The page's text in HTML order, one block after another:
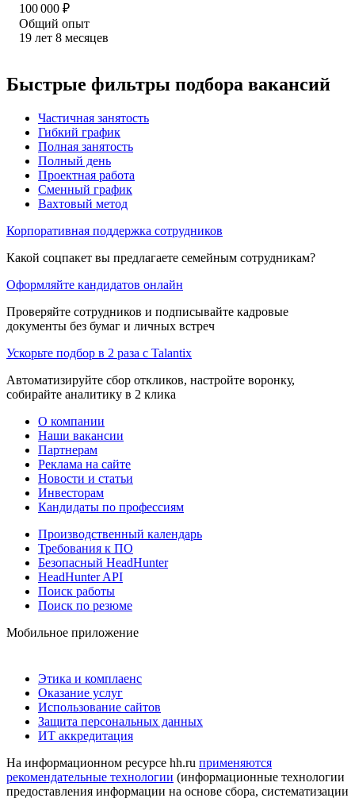
100 000 ₽
Общий опыт
19 лет 8 месяцев
Быстрые фильтры подбора вакансий
Частичная занятость
Гибкий график
Полная занятость
Полный день
Проектная работа
Сменный график
Вахтовый метод
Корпоративная поддержка сотрудников
Какой соцпакет вы предлагаете семейным сотрудникам?
Оформляйте кандидатов онлайн
Проверяйте сотрудников и подписывайте кадровые
документы без бумаг и личных встреч
Ускорьте подбор в 2 раза с Talantix
Автоматизируйте сбор откликов, настройте воронку,
собирайте аналитику в 2 клика
О компании
Наши вакансии
Партнерам
Реклама на сайте
Новости и статьи
Инвесторам
Кандидаты по профессиям
Производственный календарь
Требования к ПО
Безопасный HeadHunter
HeadHunter API
Поиск работы
Поиск по резюме
Мобильное приложение
Этика и комплаенс
Оказание услуг
Использование сайтов
Защита персональных данных
ИТ аккредитация
На информационном ресурсе hh.ru применяются
рекомендательные технологии (информационные технологии
предоставления информации на основе сбора, систематизации